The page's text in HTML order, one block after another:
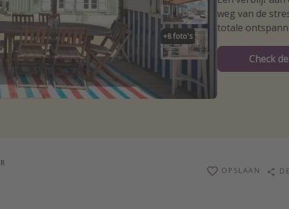
+8foto's
weg van de
totale
Check
OPSLAAN